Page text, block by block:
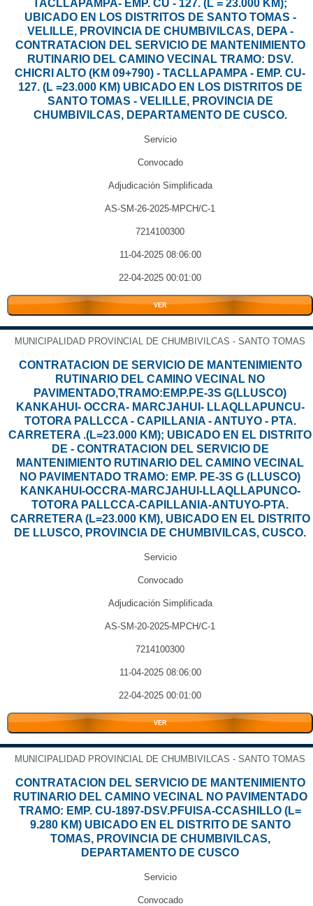
TACLLAPAMPA- EMP. CU - 127. (L = 23.000 KM);
UBICADO EN LOS DISTRITOS DE SANTO TOMAS -
VELILLE, PROVINCIA DE CHUMBIVILCAS, DEPA -
CONTRATACION DEL SERVICIO DE MANTENIMIENTO
RUTINARIO DEL CAMINO VECINAL TRAMO: DSV.
CHICRI ALTO (KM 09+790) - TACLLAPAMPA - EMP. CU-
127. (L =23.000 KM) UBICADO EN LOS DISTRITOS DE
SANTO TOMAS - VELILLE, PROVINCIA DE
CHUMBIVILCAS, DEPARTAMENTO DE CUSCO.
Servicio
Convocado
Adjudicación Simplificada
AS-SM-26-2025-MPCH/C-1
7214100300
11-04-2025 08:06:00
22-04-2025 00:01:00
VER
MUNICIPALIDAD PROVINCIAL DE CHUMBIVILCAS - SANTO TOMAS
CONTRATACION DE SERVICIO DE MANTENIMIENTO
RUTINARIO DEL CAMINO VECINAL NO
PAVIMENTADO,TRAMO:EMP.PE-3S G(LLUSCO)
KANKAHUI- OCCRA- MARCJAHUI- LLAQLLAPUNCU-
TOTORA PALLCCA - CAPILLANIA - ANTUYO - PTA.
CARRETERA .(L=23.000 KM); UBICADO EN EL DISTRITO
DE - CONTRATACION DEL SERVICIO DE
MANTENIMIENTO RUTINARIO DEL CAMINO VECINAL
NO PAVIMENTADO TRAMO: EMP. PE-3S G (LLUSCO)
KANKAHUI-OCCRA-MARCJAHUI-LLAQLLAPUNCO-
TOTORA PALLCCA-CAPILLANIA-ANTUYO-PTA.
CARRETERA (L=23.000 KM), UBICADO EN EL DISTRITO
DE LLUSCO, PROVINCIA DE CHUMBIVILCAS, CUSCO.
Servicio
Convocado
Adjudicación Simplificada
AS-SM-20-2025-MPCH/C-1
7214100300
11-04-2025 08:06:00
22-04-2025 00:01:00
VER
MUNICIPALIDAD PROVINCIAL DE CHUMBIVILCAS - SANTO TOMAS
CONTRATACION DEL SERVICIO DE MANTENIMIENTO
RUTINARIO DEL CAMINO VECINAL NO PAVIMENTADO
TRAMO: EMP. CU-1897-DSV.PFUISA-CCASHILLO (L=
9.280 KM) UBICADO EN EL DISTRITO DE SANTO
TOMAS, PROVINCIA DE CHUMBIVILCAS,
DEPARTAMENTO DE CUSCO
Servicio
Convocado